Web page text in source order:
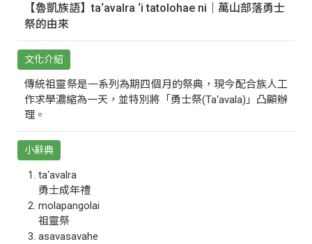
【魯凱族語】ta‘avalra ‘i tatolohae ni｜萬山部落勇士
祭的由來
文化介紹
傳統祖靈祭是一系列為期四個月的祭典，現今配合族人工
作求學濃縮為一天，並特別將「勇士祭(Ta‘avala)」凸顯辦
理。
小辭典
ta‘avalra
勇士成年禮
molapangolai
祖靈祭
asavasavahe